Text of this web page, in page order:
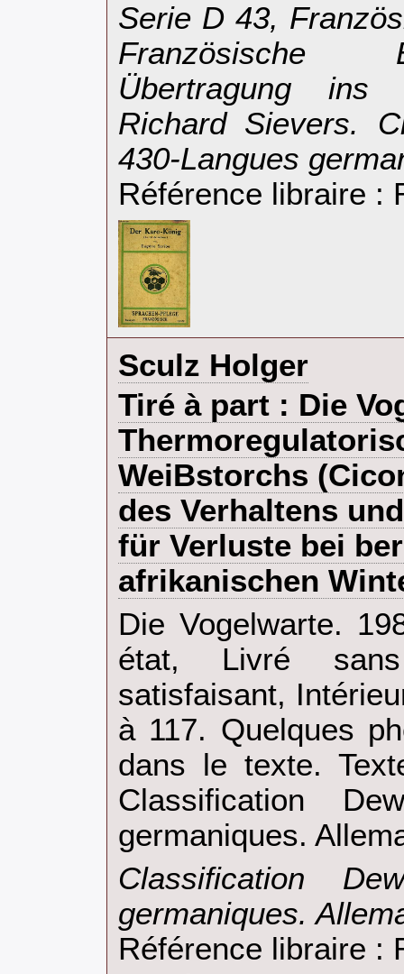
‎Serie D 43,
Französische
Übertragung
Richard Sievers.
430-Langues
Référence libraire :
‎Sculz Holger‎
‎Tiré à part : Die
WeiBstorchs
des Verhaltens
für Verluste bei
afrikanischen
‎Die Vogelwarte.
état, Livré
satisfaisant,
à 117. Quelques
dans le texte.
Classification
germaniques.
‎Classification
germaniques.
Référence libraire :